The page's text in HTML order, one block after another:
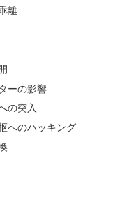
離
ーの影響
の突入
へのハッキング